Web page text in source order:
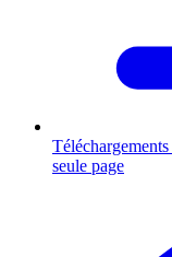
Téléchargements
seule page